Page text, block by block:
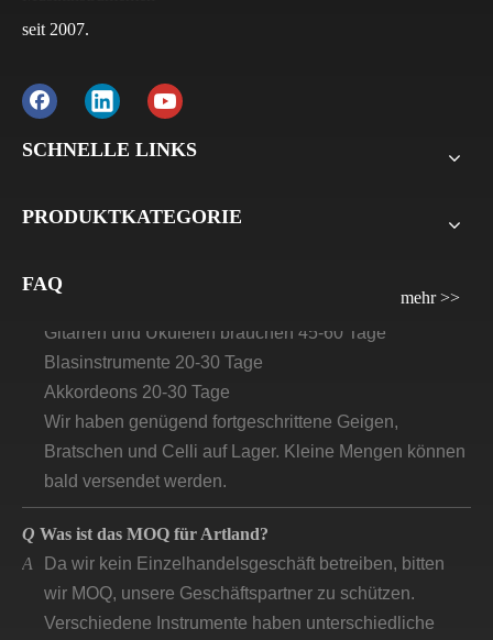
seit 2007.
SCHNELLE LINKS
PRODUKTKATEGORIE
FAQ
mehr >>
QWie lauten die Zahlungsbedingungen?
und der Restbetrag 70 % auf die B/L-Kopie. Bei LCL
der Lieferung. Für alle Musterbestellungen verlangen
A
Violinen, Bratsche, Celli: 30 Tage–45 Tage
Wir haben genügend fortgeschrittene Geigen,
Bratschen und Celli auf Lager. Kleine Mengen können
A
Da wir kein Einzelhandelsgeschäft betreiben, bitten
wir MOQ, unsere Geschäftspartner zu schützen.
Verschiedene Instrumente haben unterschiedliche